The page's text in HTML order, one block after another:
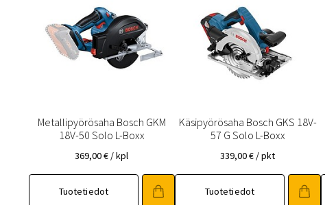
Metallipyörösaha Bosch GKM
18V-50 Solo L-Boxx
369,00€ / kpl
Tuotetiedot
Käsipyörösaha Bosch GKS 18V-
57 G Solo L-Boxx
339,00€ / pkt
Tuotetiedot